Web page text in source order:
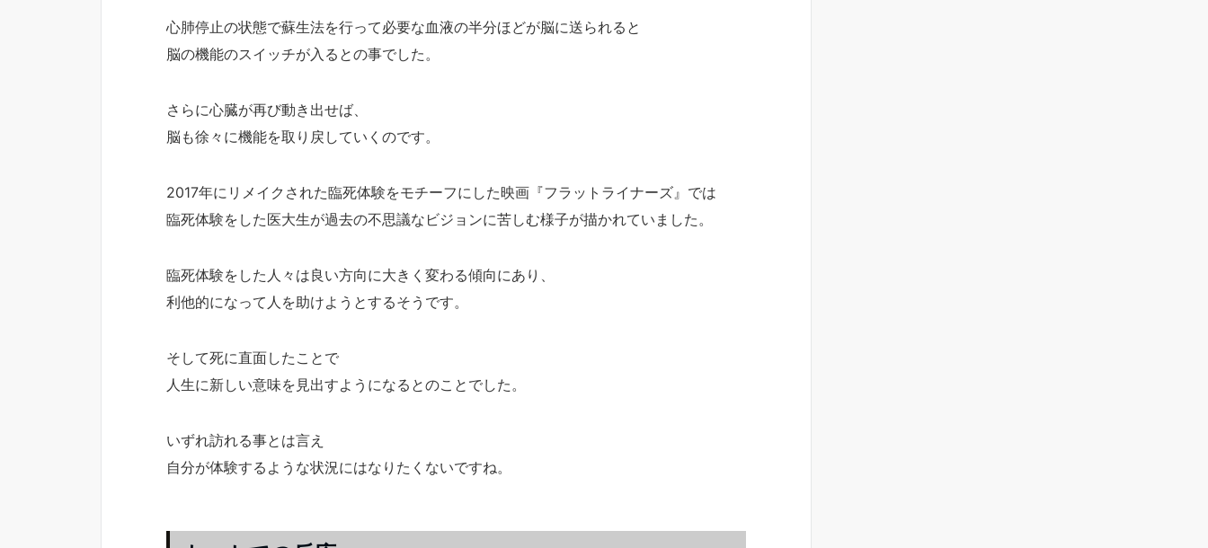
心肺停止の状態で蘇生法を行って必要な血液の半分ほどが脳に送られると
脳の機能のスイッチが入るとの事でした。
さらに心臓が再び動き出せば、
脳も徐々に機能を取り戻していくのです。
2017年にリメイクされた臨死体験をモチーフにした映画『フラットライナーズ』では
臨死体験をした医大生が過去の不思議なビジョンに苦しむ様子が描かれていました。
臨死体験をした人々は良い方向に大きく変わる傾向にあり、
利他的になって人を助けようとするそうです。
そして死に直面したことで
人生に新しい意味を見出すようになるとのことでした。
いずれ訪れる事とは言え
自分が体験するような状況にはなりたくないですね。